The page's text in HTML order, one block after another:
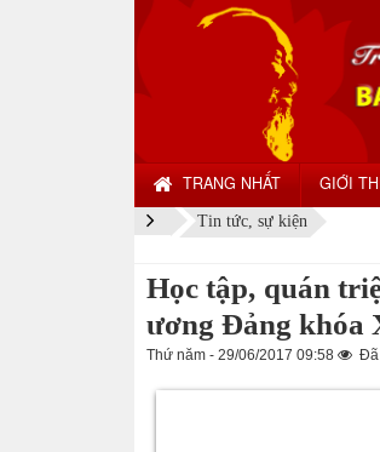
TRANG NHẤT GIỚI
Tin tức, sự kiện
Học tập, quán
ương Đảng khóa
Thứ năm - 29/06/2017 09:58 Đã